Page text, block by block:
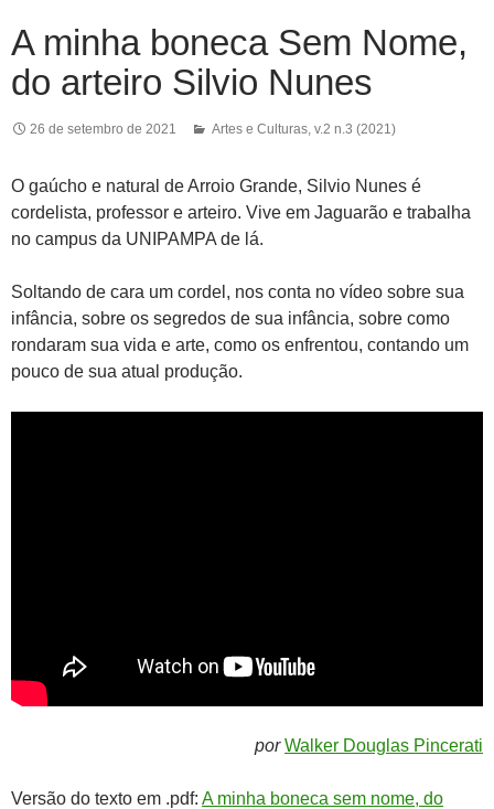
A minha boneca Sem Nome,
do arteiro Silvio Nunes
26 de setembro de 2021 Artes e Culturas v.2 n.3 (2021)
O gaúcho e natural de Arroio Grande, Silvio Nunes é
cordelista, professor e arteiro. Vive em Jaguarão e trabalha
no campus da UNIPAMPA de lá.
Soltando de cara um cordel, nos conta no vídeo sobre sua
infância, sobre os segredos de sua infância, sobre como
rondaram sua vida e arte, como os enfrentou, contando um
pouco de sua atual produção.
porWalker Douglas Pincerati
Versão do texto em .pdf: A minha boneca sem nome, do